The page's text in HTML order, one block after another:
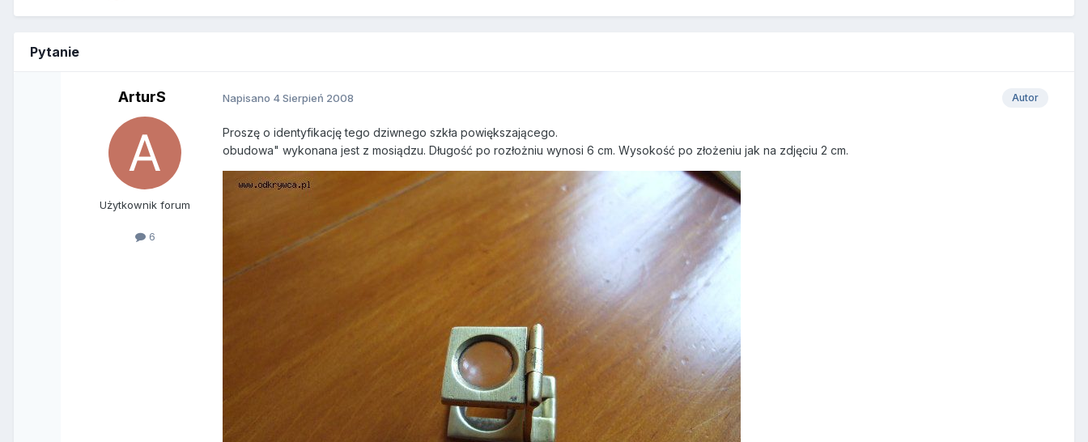
Pytanie
ArturS
Użytkownik forum
6
Autor
Napisano 4 Sierpień 2008
Proszę o identyfikację tego dziwnego szkła powiększającego.
obudowa" wykonana jest z mosiądzu. Długość po rozłożniu wynosi 6 cm. Wysokość po złożeniu jak na zdjęciu 2 cm.